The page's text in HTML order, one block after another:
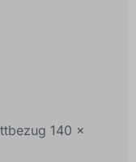
140 x